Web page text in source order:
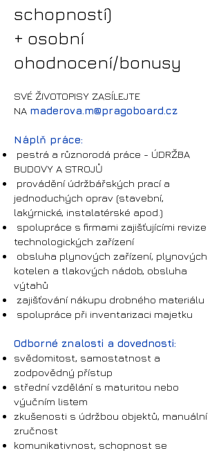
schopností)
+ osobní
ohodnocení/bonusy
SVÉ ŽIVOTOPISY ZASÍLEJTE
NA maderova.m@pragoboard.cz
Náplň práce:
pestrá a různorodá práce - ÚDRŽBA
BUDOVY A STROJŮ
provádění údržbářských prací a
jednoduchých oprav (stavební,
lakýrnické, instalatérské apod.)
spolupráce s firmami zajišťujícími revize
technologických zařízení
obsluha plynových zařízení, plynových
kotelen a tlakových nádob, obsluha
výtahů
zajišťování nákupu drobného materiálu
spolupráce při inventarizaci majetku
Odborné znalosti a dovednosti:
svědomitost, samostatnost a
zodpovědný přístup
střední vzdělání s maturitou nebo
výučním listem
zkušenosti s údržbou objektů, manuální
zručnost
komunikativnost, schopnost se